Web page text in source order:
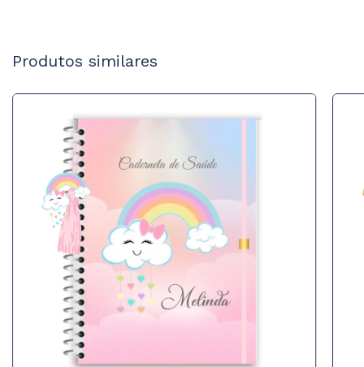
Produtos similares